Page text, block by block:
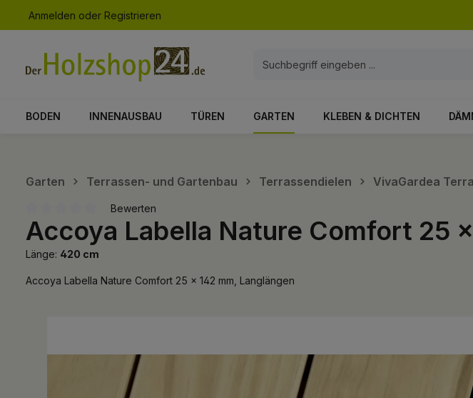
Zur Hauptnavigation springen
Anmelden oder Registrieren
BODEN INNENAUSBAU TÜREN GARTEN KLEBEN & DICHTEN
Garten Terrassen- und Gartenbau Terrassendielen VivaGardea
Durchschnittliche Bewertung von 0 von 5 Sternen
Bewerten
Accoya Labella Nature Comfort 25
Länge: 420 cm
Accoya Labella Nature Comfort 25 x 142 mm, Langlängen